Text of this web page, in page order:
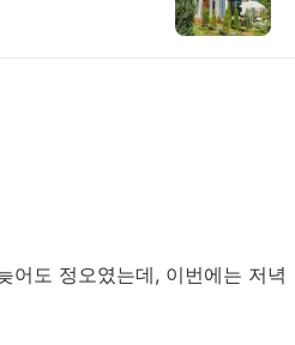
어도 정오였는데, 이번에는 저녁